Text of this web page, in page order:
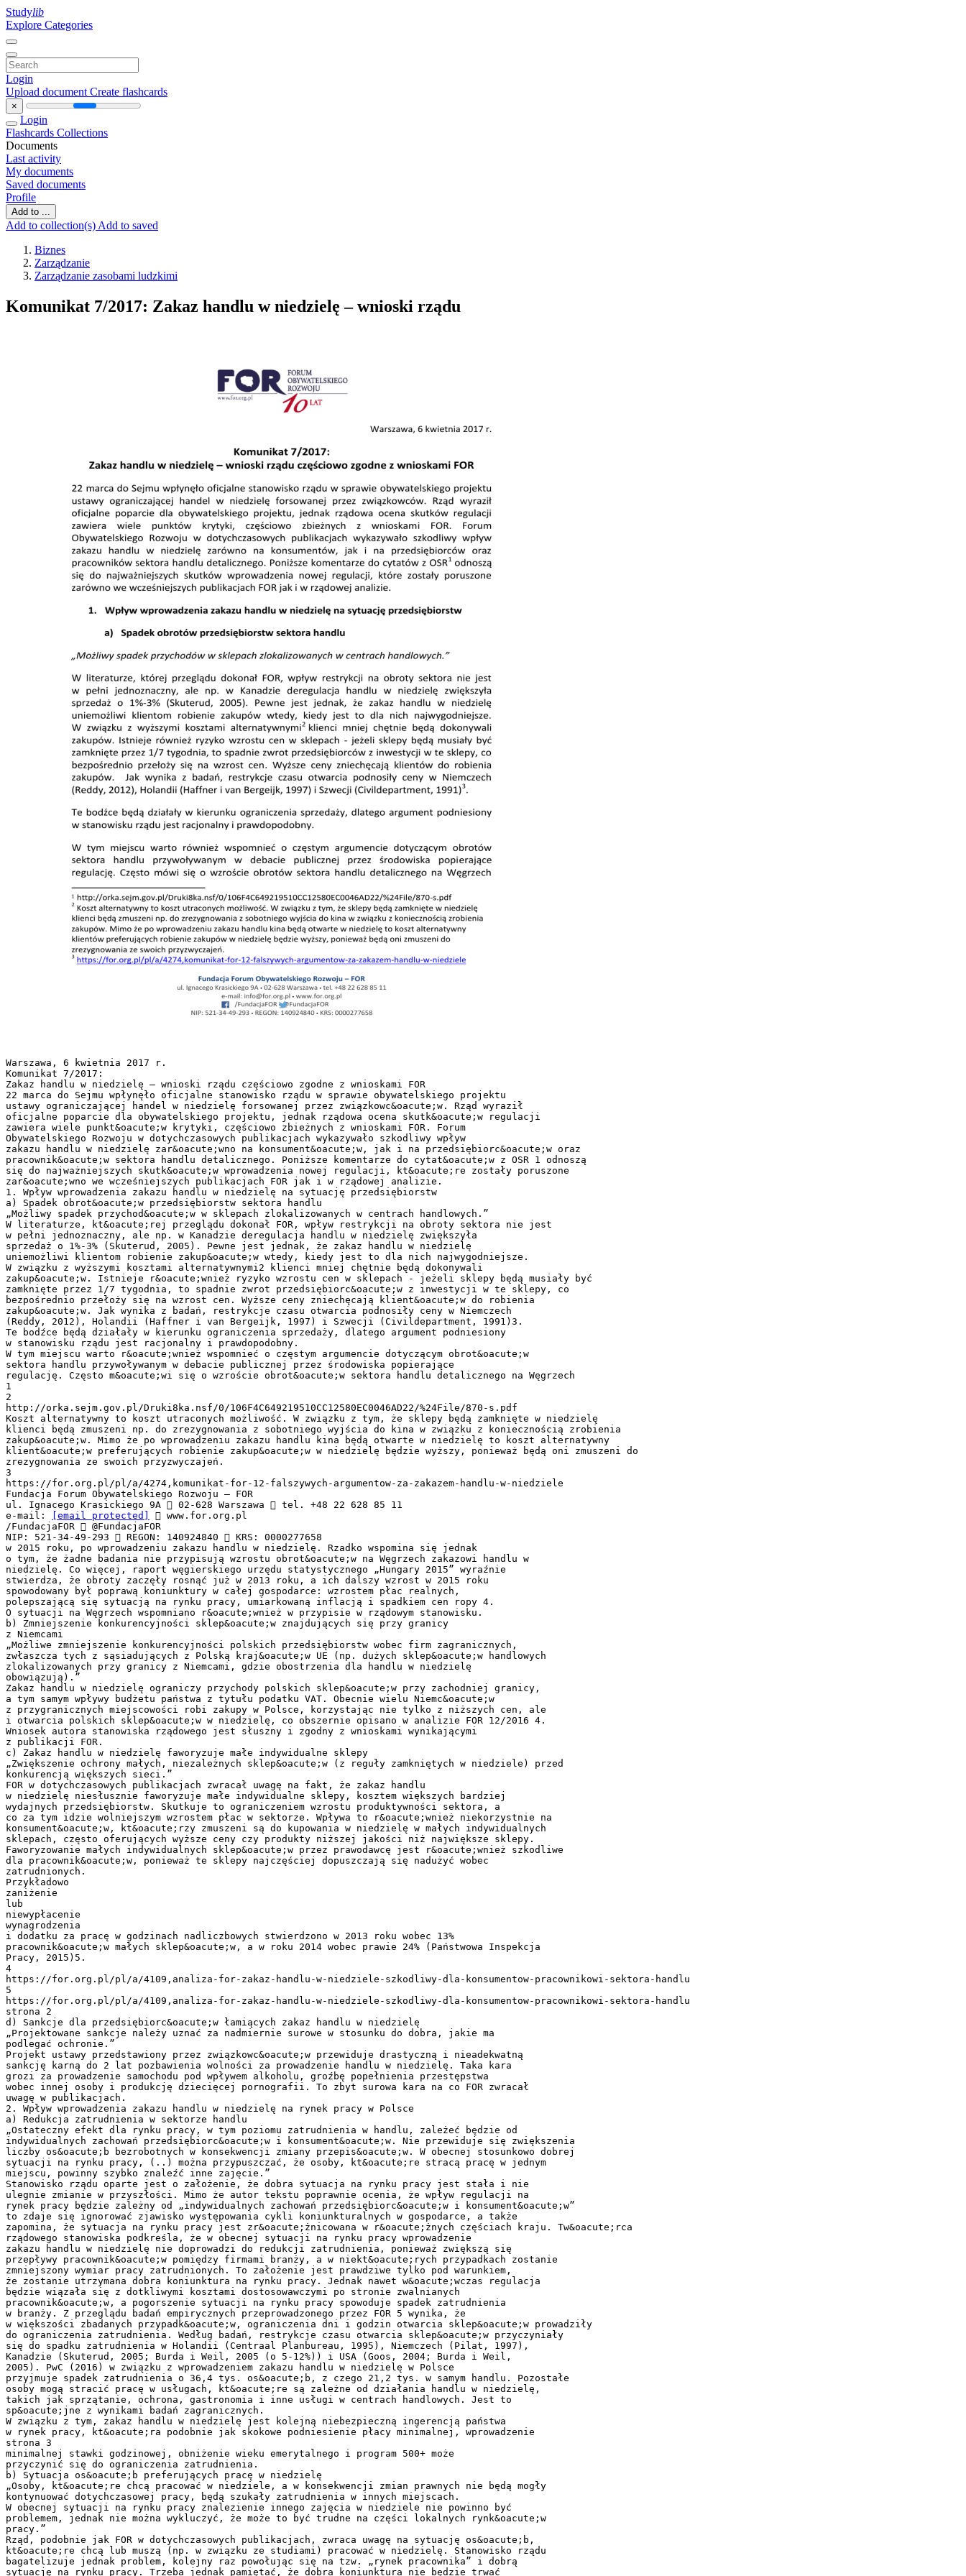
Studylib
Explore Categories
Login
Upload document Create flashcards
×
Login
Flashcards Collections
Documents
Last activity
My documents
Saved documents
Profile
Add to ...
Add to collection(s) Add to saved
Biznes
Zarządzanie
Zarządzanie zasobami ludzkimi
Komunikat 7/2017: Zakaz handlu w niedzielę – wnioski rządu
Warszawa, 6 kwietnia 2017 r.
Komunikat 7/2017:
Zakaz handlu w niedzielę – wnioski rządu częściowo zgodne z wnioskami FOR
22 marca do Sejmu wpłynęło oficjalne stanowisko rządu w sprawie obywatelskiego projektu
ustawy ograniczającej handel w niedzielę forsowanej przez związkowc&oacute;w. Rząd wyraził
oficjalne poparcie dla obywatelskiego projektu, jednak rządowa ocena skutk&oacute;w regulacji
zawiera wiele punkt&oacute;w krytyki, częściowo zbieżnych z wnioskami FOR. Forum
Obywatelskiego Rozwoju w dotychczasowych publikacjach wykazywało szkodliwy wpływ
zakazu handlu w niedzielę zar&oacute;wno na konsument&oacute;w, jak i na przedsiębiorc&oacute;w oraz
pracownik&oacute;w sektora handlu detalicznego. Poniższe komentarze do cytat&oacute;w z OSR 1 odnoszą
się do najważniejszych skutk&oacute;w wprowadzenia nowej regulacji, kt&oacute;re zostały poruszone
zar&oacute;wno we wcześniejszych publikacjach FOR jak i w rządowej analizie.
1. Wpływ wprowadzenia zakazu handlu w niedzielę na sytuację przedsiębiorstw
a) Spadek obrot&oacute;w przedsiębiorstw sektora handlu
„Możliwy spadek przychod&oacute;w w sklepach zlokalizowanych w centrach handlowych.”
W literaturze, kt&oacute;rej przeglądu dokonał FOR, wpływ restrykcji na obroty sektora nie jest
w pełni jednoznaczny, ale np. w Kanadzie deregulacja handlu w niedzielę zwiększyła
sprzedaż o 1%-3% (Skuterud, 2005). Pewne jest jednak, że zakaz handlu w niedzielę
uniemożliwi klientom robienie zakup&oacute;w wtedy, kiedy jest to dla nich najwygodniejsze.
W związku z wyższymi kosztami alternatywnymi2 klienci mniej chętnie będą dokonywali
zakup&oacute;w. Istnieje r&oacute;wnież ryzyko wzrostu cen w sklepach - jeżeli sklepy będą musiały być
zamknięte przez 1/7 tygodnia, to spadnie zwrot przedsiębiorc&oacute;w z inwestycji w te sklepy, co
bezpośrednio przełoży się na wzrost cen. Wyższe ceny zniechęcają klient&oacute;w do robienia
zakup&oacute;w. Jak wynika z badań, restrykcje czasu otwarcia podnosiły ceny w Niemczech
(Reddy, 2012), Holandii (Haffner i van Bergeijk, 1997) i Szwecji (Civildepartment, 1991)3.
Te bodźce będą działały w kierunku ograniczenia sprzedaży, dlatego argument podniesiony
w stanowisku rządu jest racjonalny i prawdopodobny.
W tym miejscu warto r&oacute;wnież wspomnieć o częstym argumencie dotyczącym obrot&oacute;w
sektora handlu przywoływanym w debacie publicznej przez środowiska popierające
regulację. Często m&oacute;wi się o wzroście obrot&oacute;w sektora handlu detalicznego na Węgrzech
1
2
http://orka.sejm.gov.pl/Druki8ka.nsf/0/106F4C649219510CC12580EC0046AD22/%24File/870-s.pdf
Koszt alternatywny to koszt utraconych możliwość. W związku z tym, że sklepy będą zamknięte w niedzielę
klienci będą zmuszeni np. do zrezygnowania z sobotniego wyjścia do kina w związku z koniecznością zrobienia
zakup&oacute;w. Mimo że po wprowadzeniu zakazu handlu kina będą otwarte w niedzielę to koszt alternatywny
klient&oacute;w preferujących robienie zakup&oacute;w w niedzielę będzie wyższy, ponieważ będą oni zmuszeni do
zrezygnowania ze swoich przyzwyczajeń.
3
https://for.org.pl/pl/a/4274,komunikat-for-12-falszywych-argumentow-za-zakazem-handlu-w-niedziele
Fundacja Forum Obywatelskiego Rozwoju – FOR
ul. Ignacego Krasickiego 9A  02-628 Warszawa  tel. +48 22 628 85 11
e-mail:
[email protected]  www.for.org.pl /FundacjaFOR  @FundacjaFOR NIP: 521-34-49-293  REGON: 140924840  KRS: 0000277658 w 2015 roku, po wprowadzeniu zakazu handlu w niedzielę. Rzadko wspomina się jednak o tym, że żadne badania nie przypisują wzrostu obrot&oacute;w na Węgrzech zakazowi handlu w niedzielę. Co więcej, raport węgierskiego urzędu statystycznego „Hungary 2015” wyraźnie stwierdza, że obroty zaczęły rosnąć już w 2013 roku, a ich dalszy wzrost w 2015 roku spowodowany był poprawą koniunktury w całej gospodarce: wzrostem płac realnych, polepszającą się sytuacją na rynku pracy, umiarkowaną inflacją i spadkiem cen ropy 4. O sytuacji na Węgrzech wspomniano r&oacute;wnież w przypisie w rządowym stanowisku. b) Zmniejszenie konkurencyjności sklep&oacute;w znajdujących się przy granicy z Niemcami „Możliwe zmniejszenie konkurencyjności polskich przedsiębiorstw wobec firm zagranicznych, zwłaszcza tych z sąsiadujących z Polską kraj&oacute;w UE (np. dużych sklep&oacute;w handlowych zlokalizowanych przy granicy z Niemcami, gdzie obostrzenia dla handlu w niedzielę obowiązują).” Zakaz handlu w niedzielę ograniczy przychody polskich sklep&oacute;w przy zachodniej granicy, a tym samym wpływy budżetu państwa z tytułu podatku VAT. Obecnie wielu Niemc&oacute;w z przygranicznych miejscowości robi zakupy w Polsce, korzystając nie tylko z niższych cen, ale i otwarcia polskich sklep&oacute;w w niedzielę, co obszernie opisano w analizie FOR 12/2016 4. Wniosek autora stanowiska rządowego jest słuszny i zgodny z wnioskami wynikającymi z publikacji FOR. c) Zakaz handlu w niedzielę faworyzuje małe indywidualne sklepy „Zwiększenie ochrony małych, niezależnych sklep&oacute;w (z reguły zamkniętych w niedziele) przed konkurencją większych sieci.” FOR w dotychczasowych publikacjach zwracał uwagę na fakt, że zakaz handlu w niedzielę niesłusznie faworyzuje małe indywidualne sklepy, kosztem większych bardziej wydajnych przedsiębiorstw. Skutkuje to ograniczeniem wzrostu produktywności sektora, a co za tym idzie wolniejszym wzrostem płac w sektorze. Wpływa to r&oacute;wnież niekorzystnie na konsument&oacute;w, kt&oacute;rzy zmuszeni są do kupowania w niedzielę w małych indywidualnych sklepach, często oferujących wyższe ceny czy produkty niższej jakości niż największe sklepy. Faworyzowanie małych indywidualnych sklep&oacute;w przez prawodawcę jest r&oacute;wnież szkodliwe dla pracownik&oacute;w, ponieważ te sklepy najczęściej dopuszczają się nadużyć wobec zatrudnionych. Przykładowo zaniżenie lub niewypłacenie wynagrodzenia i dodatku za pracę w godzinach nadliczbowych stwierdzono w 2013 roku wobec 13% pracownik&oacute;w małych sklep&oacute;w, a w roku 2014 wobec prawie 24% (Państwowa Inspekcja Pracy, 2015)5. 4 https://for.org.pl/pl/a/4109,analiza-for-zakaz-handlu-w-niedziele-szkodliwy-dla-konsumentow-pracownikowi-sektora-handlu 5 https://for.org.pl/pl/a/4109,analiza-for-zakaz-handlu-w-niedziele-szkodliwy-dla-konsumentow-pracownikowi-sektora-handlu strona 2 d) Sankcje dla przedsiębiorc&oacute;w łamiących zakaz handlu w niedzielę „Projektowane sankcje należy uznać za nadmiernie surowe w stosunku do dobra, jakie ma podlegać ochronie.” Projekt ustawy przedstawiony przez związkowc&oacute;w przewiduje drastyczną i nieadekwatną sankcję karną do 2 lat pozbawienia wolności za prowadzenie handlu w niedzielę. Taka kara grozi za prowadzenie samochodu pod wpływem alkoholu, groźbę popełnienia przestępstwa wobec innej osoby i produkcję dziecięcej pornografii. To zbyt surowa kara na co FOR zwracał uwagę w publikacjach. 2. Wpływ wprowadzenia zakazu handlu w niedzielę na rynek pracy w Polsce a) Redukcja zatrudnienia w sektorze handlu „Ostateczny efekt dla rynku pracy, w tym poziomu zatrudnienia w handlu, zależeć będzie od indywidualnych zachowań przedsiębiorc&oacute;w i konsument&oacute;w. Nie przewiduje się zwiększenia liczby os&oacute;b bezrobotnych w konsekwencji zmiany przepis&oacute;w. W obecnej stosunkowo dobrej sytuacji na rynku pracy, (..) można przypuszczać, że osoby, kt&oacute;re stracą pracę w jednym miejscu, powinny szybko znaleźć inne zajęcie.” Stanowisko rządu oparte jest o założenie, że dobra sytuacja na rynku pracy jest stała i nie ulegnie zmianie w przyszłości. Mimo że autor tekstu poprawnie ocenia, że wpływ regulacji na rynek pracy będzie zależny od „indywidualnych zachowań przedsiębiorc&oacute;w i konsument&oacute;w” to zdaje się ignorować zjawisko występowania cykli koniunkturalnych w gospodarce, a także zapomina, że sytuacja na rynku pracy jest zr&oacute;żnicowana w r&oacute;żnych częściach kraju. Tw&oacute;rca rządowego stanowiska podkreśla, że w obecnej sytuacji na rynku pracy wprowadzenie zakazu handlu w niedzielę nie doprowadzi do redukcji zatrudnienia, ponieważ zwiększą się przepływy pracownik&oacute;w pomiędzy firmami branży, a w niekt&oacute;rych przypadkach zostanie zmniejszony wymiar pracy zatrudnionych. To założenie jest prawdziwe tylko pod warunkiem, że zostanie utrzymana dobra koniunktura na rynku pracy. Jednak nawet w&oacute;wczas regulacja będzie wiązała się z dotkliwymi kosztami dostosowawczymi po stronie zwalnianych pracownik&oacute;w, a pogorszenie sytuacji na rynku pracy spowoduje spadek zatrudnienia w branży. Z przeglądu badań empirycznych przeprowadzonego przez FOR 5 wynika, że w większości zbadanych przypadk&oacute;w, ograniczenia dni i godzin otwarcia sklep&oacute;w prowadziły do ograniczenia zatrudnienia. Według badań, restrykcje czasu otwarcia sklep&oacute;w przyczyniały się do spadku zatrudnienia w Holandii (Centraal Planbureau, 1995), Niemczech (Pilat, 1997), Kanadzie (Skuterud, 2005; Burda i Weil, 2005 (o 5-12%)) i USA (Goos, 2004; Burda i Weil, 2005). PwC (2016) w związku z wprowadzeniem zakazu handlu w niedzielę w Polsce przyjmuje spadek zatrudnienia o 36,4 tys. os&oacute;b, z czego 21,2 tys. w samym handlu. Pozostałe osoby mogą stracić pracę w usługach, kt&oacute;re są zależne od działania handlu w niedzielę, takich jak sprzątanie, ochrona, gastronomia i inne usługi w centrach handlowych. Jest to sp&oacute;jne z wynikami badań zagranicznych. W związku z tym, zakaz handlu w niedzielę jest kolejną niebezpieczną ingerencją państwa w rynek pracy, kt&oacute;ra podobnie jak skokowe podniesienie płacy minimalnej, wprowadzenie strona 3 minimalnej stawki godzinowej, obniżenie wieku emerytalnego i program 500+ może przyczynić się do ograniczenia zatrudnienia. b) Sytuacja os&oacute;b preferujących pracę w niedzielę „Osoby, kt&oacute;re chcą pracować w niedziele, a w konsekwencji zmian prawnych nie będą mogły kontynuować dotychczasowej pracy, będą szukały zatrudnienia w innych miejscach. W obecnej sytuacji na rynku pracy znalezienie innego zajęcia w niedziele nie powinno być problemem, jednak nie można wykluczyć, że może to być trudne na części lokalnych rynk&oacute;w pracy.” Rząd, podobnie jak FOR w dotychczasowych publikacjach, zwraca uwagę na sytuację os&oacute;b, kt&oacute;re chcą lub muszą (np. w związku ze studiami) pracować w niedzielę. Stanowisko rządu bagatelizuje jednak problem, kolejny raz powołując się na tzw. „rynek pracownika” i dobrą sytuację na rynku pracy. Trzeba jednak pamiętać, że dobra koniunktura nie będzie trwać wiecznie, a poszukiwanie nowej pracy zawsze wiąże się z pewnym wysiłkiem i stresem, na kt&oacute;ry młodzi pracownicy będą skazani wyłącznie z powodu prawnej regulacji. W wyniku zakazu handlu w niedzielę ta relatywnie słabsza grupa zawodowa poniesie nier&oacute;wnomiernie wysokie koszty. Ponadto stwierdzenie „znalezienie innego zajęcia w niedziele nie powinno być problemem” pokazuje hipokryzję stanowiska rządowego - rządzący z jednej strony popierają zakaz handlu w niedzielę, żeby pracownicy mogli odpocząć, z drugiej strony przekonują, że ludzie chcący pracować w niedzielę znajdą zatrudnienie np. w gastronomii lub w kulturze. To niesp&oacute;jność i niesłuszne faworyzowanie jednej wybranej grupy pracownik&oacute;w. c) Płace w sektorze handlu „Proponowane zmiany przepis&oacute;w będą miały niewielki wpływ na wysokość wynagrodzeń. (…) Biorąc pod uwagę inne wprowadzane i obowiązujące regulacje, w szczeg&oacute;lności podniesienie minimalnego wynagrodzenia za pracę do 2 tys. zł, oraz wprowadzenie minimalnej stawki godzinowej dla um&oacute;w - zleceń, a także dobrą sytuację gospodarczą, og&oacute;łem można się spodziewać dalszego wzrostu poziomu wynagrodzeń w sektorze handlu najbliższym roku.” „Wynagrodzenia w sektorze handlu mogą rosnąć wolniej niż gdyby nie wprowadzano ograniczeń w handlu w niedziele, jednak r&oacute;żnice są zbyt małe, by można je było w spos&oacute;b precyzyjny oszacować (zmiany wynagrodzeń wynikają z jednoczesnego działania wielu r&oacute;żnych czynnik&oacute;w, niekt&oacute;re z nich są trudne do przewidzenia).” Płace w gospodarce zależą od produktywności i rosną wraz z nią, ponieważ większa produktywność oznacza, że pracownik wytwarza większą wartość dodaną dla pracodawcy. Produktywność bierze się nie tylko z nakładu pracy pracownik&oacute;w, ale przede wszystkim z poprawy organizacji pracy (np. efekty skali w większych sklepach/sieciach obniżające udział koszt&oacute;w stałych, bardziej r&oacute;wnomierne rozłożenie zakup&oacute;w klient&oacute;w w tygodniu), czy z udostępnianego pracownikowi przez pracodawcę kapitału (np. organizacja kas strona 4 umożliwiająca szybszą obsługę klienta, lepiej dostosowane oprogramowanie). Zakaz handlu w niedzielę to regulacja chroniąca mniej produktywne, indywidualne, małe sklepy przed konkurencją, kt&oacute;ra przyczyni się do obniżenia og&oacute;lnego wzrost poziomu produktywności sektora, a tym samym płac jego pracownik&oacute;w. W związku z tym wniosek autora stanowiska jest słuszny i zgodny z tym, o czym FOR pisał w m.in. w analizie 12/2016 6 - płace pracownik&oacute;w sektora będą rosnąć wolniej niż bez wprowadzenia takiego zakazu. W argumentacji stanowiska rządu niesłusznie duże zasługi w spodziewanym wzroście wynagrodzeń przypisuje się regulacji rynku pracy w postaci podwyższenia płacy minimalnej. To produktywność, a nie państwowe regulacje, w najwię